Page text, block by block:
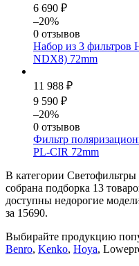
6 690 ₽
–20%
0 отзывов
Набор из 3
NDX8) 72mm
11 988 ₽
9 590 ₽
–20%
0 отзывов
Фильтр
PL-CIR 72mm
В категории
собрана подборка 13
доступны недорогие
за 15690.
Выбирайте продукцию
Benro, Kenko, Hoya,